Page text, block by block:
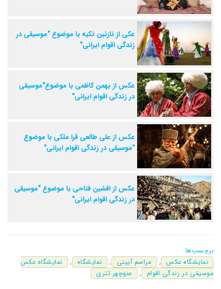
عکی از نازنین تکیه با موضوع "موسیقی در
زندگی اقوام ایرانی"
عکس از بهمن کاظمی با موضوع"موسیقی
در زندگی اقوام ایرانی"
عکس از علی طالعی قرا ملکی با موضوع
"موسیقی در زندگی اقوام ایرانی"
عکس از افشین فتاحی با موضوع "موسیقی
در زندگی اقوام ایرانی"
برچسب‌ها
نمایشگاه عکس , مراسم آیینی , نمایشگاه ,
نمایشگاه عکس
موسیقی در زندگی اقوام
, منوچهر تتری